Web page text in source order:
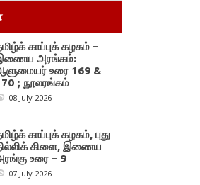
காப்புக் கழகம் –
அரங்கம்:
உரை 169 &
; நூலரங்கம்
08 July 2026
காப்புக் கழகம், புது
கிளை, இணைய
உரை – 9
07 July 2026